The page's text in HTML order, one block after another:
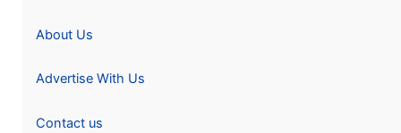
About Us
Advertise With Us
Contact us